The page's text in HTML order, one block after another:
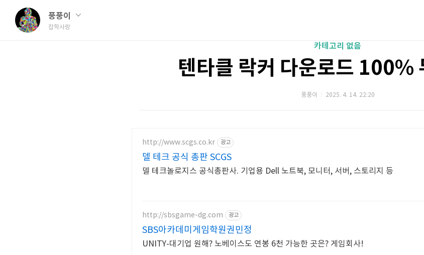
풍풍이
잡학사랑
카테고리 없음
텐타클 락커 다운로드 100%
풍풍이 2025. 4. 14. 22:20
http://www.scgs.co.kr 광고
델 테크 공식 총판 SCGS
델 테크놀로지스 공식총판사. 기업용 Dell 노트북, 모니터, 서버, 스토리지 등
http://sbsgame-dg.com 광고
SBS아카데미게임학원권민정
UNITY-대기업 원해? 노베이스도 연봉 6천 가능한 곳은? 게임회사!